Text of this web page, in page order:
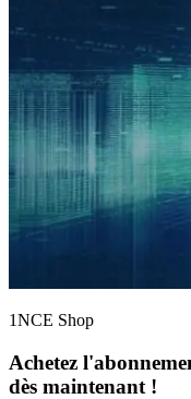
1NCE Shop
Achetez
dès maintenant !